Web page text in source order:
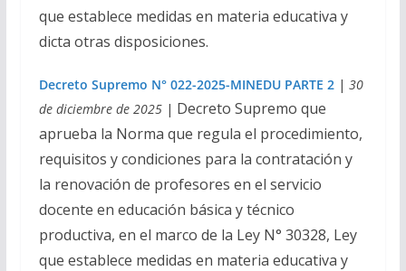
que establece medidas en materia educativa y
dicta otras disposiciones.
Decreto Supremo N° 022-2025-MINEDU PARTE 2| 30
de diciembre de 2025| Decreto Supremo que
aprueba la Norma que regula el procedimiento,
requisitos y condiciones para la contratación y
la renovación de profesores en el servicio
docente en educación básica y técnico
productiva, en el marco de la Ley N° 30328, Ley
que establece medidas en materia educativa y